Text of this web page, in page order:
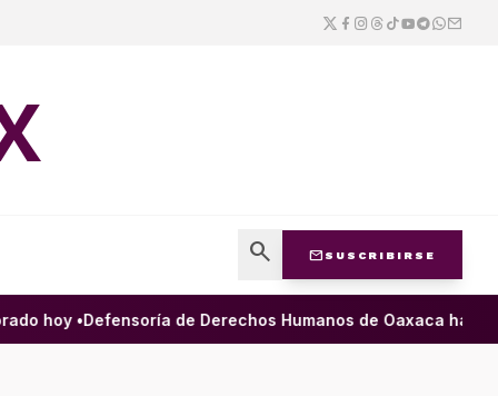
search mail SUSCRIBIRSE
hoy •Defensoría de Derechos Humanos de Oaxaca ha